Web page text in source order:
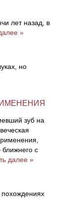
лет назад, в
»
но
зуб на
ближнего с
далее »